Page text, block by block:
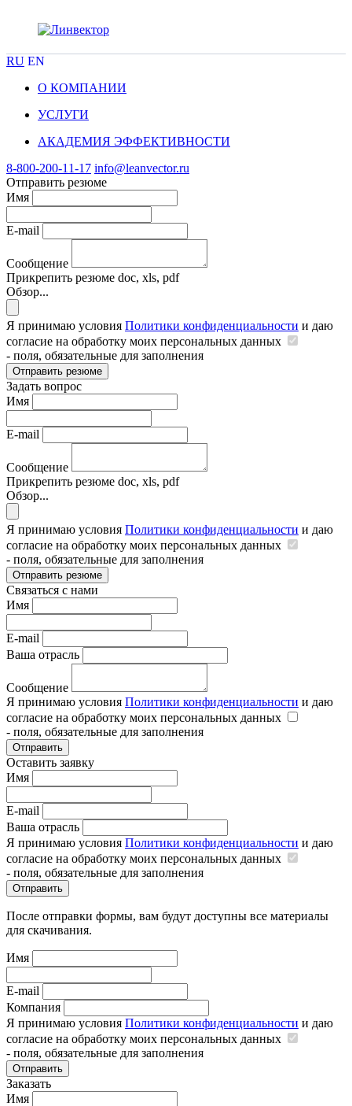
RU EN
О КОМПАНИИ
УСЛУГИ
АКАДЕМИЯ ЭФФЕКТИВНОСТИ
8-800-200-11-17 info@leanvector.ru
Отправить резюме
Имя
E-mail
Сообщение
Прикрепить резюме doc, xls, pdf
Обзор...
Я принимаю условия Политики конфиденциальности и даю
согласие на обработку моих персональных данных
- поля, обязательные для заполнения
Отправить резюме
Задать вопрос
Имя
E-mail
Сообщение
Прикрепить резюме doc, xls, pdf
Обзор...
Я принимаю условия Политики конфиденциальности и даю
согласие на обработку моих персональных данных
- поля, обязательные для заполнения
Отправить резюме
Связаться с нами
Имя
E-mail
Ваша отрасль
Сообщение
Я принимаю условия
Политики конфиденциальности и даю
согласие на обработку моих персональных данных
- поля, обязательные для заполнения
Отправить
Оставить заявку
Имя
E-mail
Ваша отрасль
Я принимаю условия
Политики конфиденциальности и даю
согласие на обработку моих персональных данных
- поля, обязательные для заполнения
Отправить
После отправки формы, вам будут доступны все материалы
для скачивания.
Имя
E-mail
Компания
Я принимаю условия
Политики конфиденциальности и даю
согласие на обработку моих персональных данных
- поля, обязательные для заполнения
Отправить
Заказать
Имя